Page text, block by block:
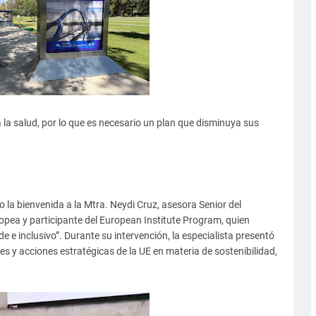
salud, por lo que es necesario un plan que disminuya sus
bienvenida a la Mtra. Neydi Cruz, asesora Senior del
y participante del European Institute Program, quien
e inclusivo”. Durante su intervención, la especialista presentó
y acciones estratégicas de la UE en materia de sostenibilidad,